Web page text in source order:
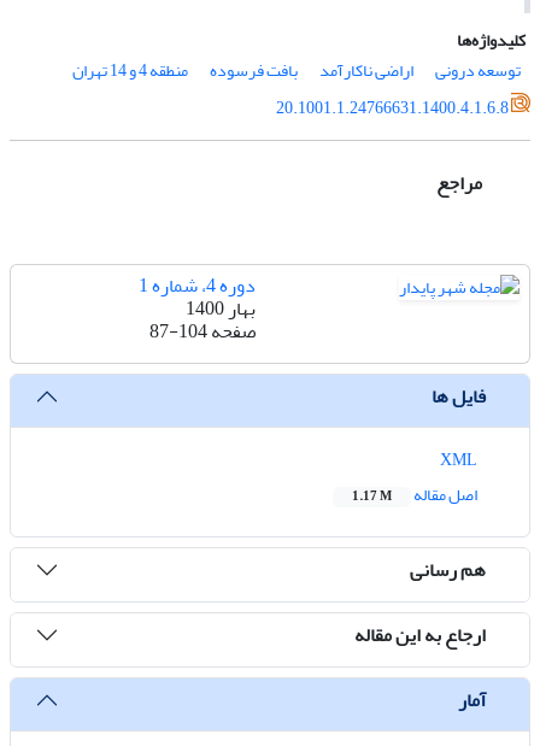
کلیدواژه‌ها
توسعه درونی
اراضی ناکارآمد بافت فرسوده
منطقه 4 و 14 تهران
20.1001.1.24766631.1400.4.1.6.8
مراجع
دوره 4، شماره 1
بهار 1400
صفحه87-104
فایل ها
اصل مقاله
1.17 M
هم رسانی
ارجاع به این مقاله
آمار